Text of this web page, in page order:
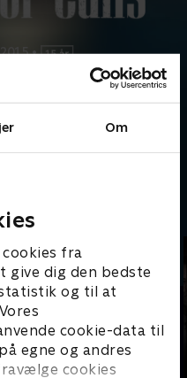
Om
fra
give dig den bedste
statistik og til at
cookie-data til
egne og andres
cookies
2015 •
for at undersøge den
kvindes
Play*
abonnement på Mit TV 2.